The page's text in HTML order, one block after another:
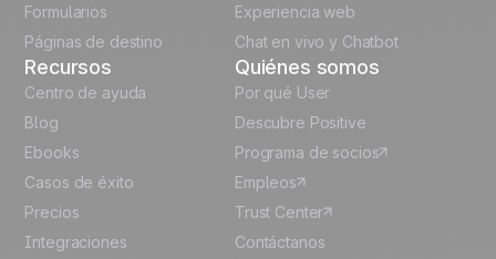
Formularios
Páginas de destino
Experiencia web
Chat en vivo y Chatbot
Recursos
Centro de ayuda
Blog
Ebooks
Casos de éxito
Precios
Integraciones
Quiénes somos
Por qué User
Descubre Positive
Programa de socios
Empleos
Trust Center
Contáctanos